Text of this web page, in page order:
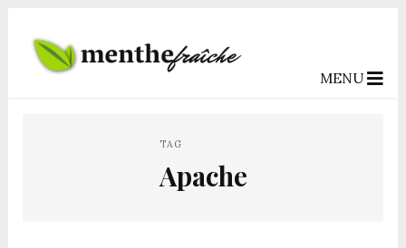
MENU
TAG
Apache